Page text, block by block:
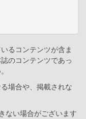
るコンテンツが含ま
のコンテンツであっ
場合や、掲載されな
ない場合がございます